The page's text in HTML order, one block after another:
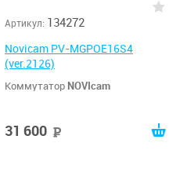
Артикул: 134272
Novicam PV-MGPOE16S4
(ver.2126)
Коммутатор NOVIcam
31 600